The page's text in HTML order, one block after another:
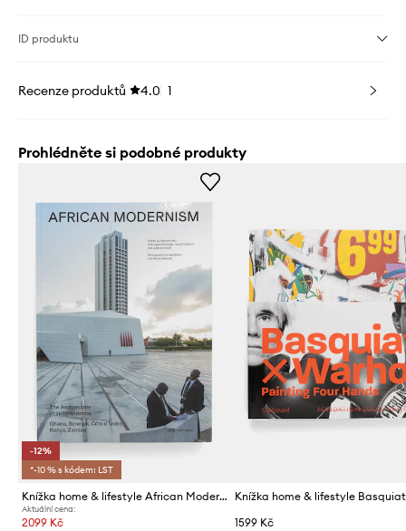
ID produktu
Recenze produktů 4.0 1
Prohlédněte si podobné produkty
-12%
*-10 % s kódem: LST
Knížka home & lifestyle African Modernism by Manuel Herz, English
Aktuální cena:
2099 Kč 1599 Kč